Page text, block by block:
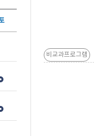
비교과프로그램